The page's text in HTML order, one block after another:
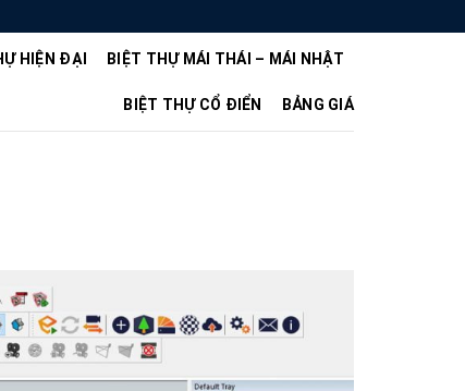
HIỆN ĐẠI BIỆT THỰ MÁI THÁI – MÁI NHẬT
BIỆT THỰ CỔ ĐIỂN BẢNG GIÁ